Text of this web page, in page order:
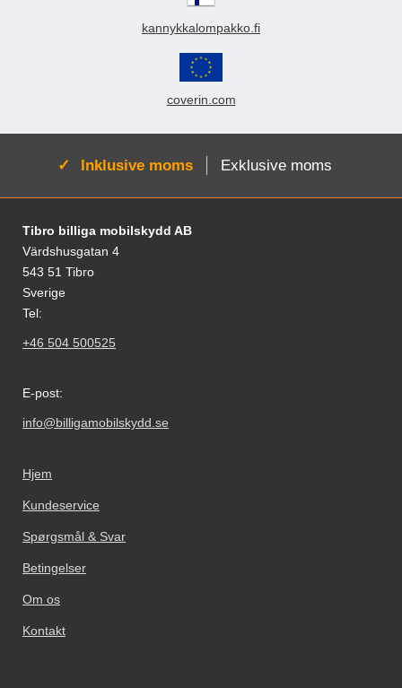
kannykkalompakko.fi
coverin.com
Aktiv:
Inklusive moms Exklusive moms
Fodnoter Blandede oplysninger og links
Tibro billiga mobilskydd AB
Värdshusgatan 4
543 51 Tibro
Sverige
Tel:
+46 504 500525
E-post:
info@billigamobilskydd.se
Hjem
Kundeservice
Spørgsmål & Svar
Betingelser
Om os
Kontakt